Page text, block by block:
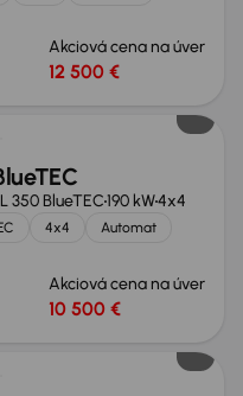
Akciová cena na úver
12 500 €
350 BlueTEC190 kW4x4
4x4
Automat
Akciová cena na úver
10 500 €